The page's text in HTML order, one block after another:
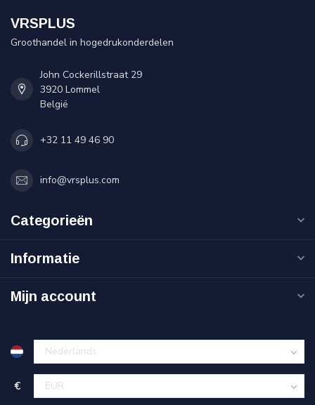
VRSPLUS
Groothandel in hogedrukonderdelen
John Cockerillstraat 29
3920 Lommel
België
+32 11 49 46 90
info@vrsplus.com
Categorieën
Informatie
Mijn account
€